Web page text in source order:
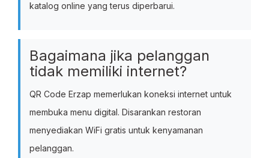
katalog online yang terus diperbarui.
Bagaimana jika pelanggan
tidak memiliki internet?
QR Code Erzap memerlukan koneksi internet untuk
membuka menu digital. Disarankan restoran
menyediakan WiFi gratis untuk kenyamanan
pelanggan.